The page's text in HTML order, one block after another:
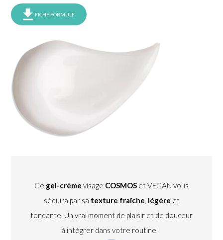
FICHE FORMULE
Ce gel-crème visage COSMOS et VEGAN vous
séduira par sa texture fraîche, légère et
fondante. Un vrai moment de plaisir et de douceur
à intégrer dans votre routine !